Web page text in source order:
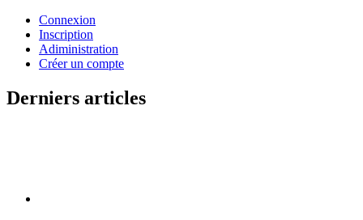
Connexion
Inscription
Adiministration
Créer un compte
Derniers articles